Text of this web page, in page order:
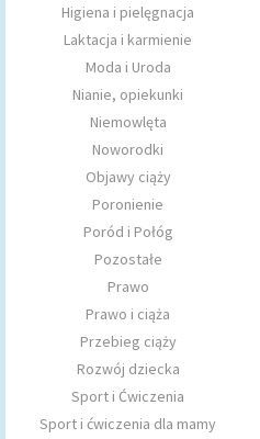
Higiena i pielęgnacja
Laktacja i karmienie
Moda i Uroda
Nianie, opiekunki
Niemowlęta
Noworodki
Objawy ciąży
Poronienie
Poród i Połóg
Pozostałe
Prawo
Prawo i ciąża
Przebieg ciąży
Rozwój dziecka
Sport i Ćwiczenia
Sport i ćwiczenia dla mamy